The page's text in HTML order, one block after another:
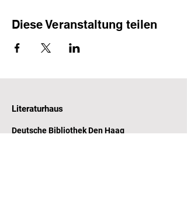
Diese Veranstaltung teilen
Literaturhaus
Deutsche Bibliothek Den Haag